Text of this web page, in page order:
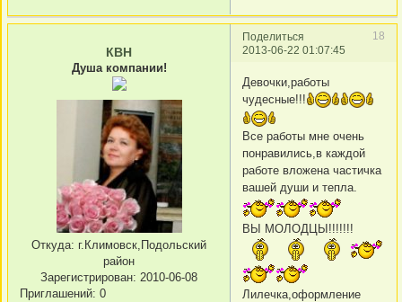
Поделиться
18
2013-06-22 01:07:45
КВН
Душа компании!
Откуда: г.Климовск,Подольский
район
Зарегистрирован: 2010-06-08
Приглашений: 0
Девочки,работы
чудесные!!!
Все работы мне очень
понравились,в каждой
работе вложена частичка
вашей души и тепла.
ВЫ МОЛОДЦЫ!!!!!!!
Лилечка,оформление